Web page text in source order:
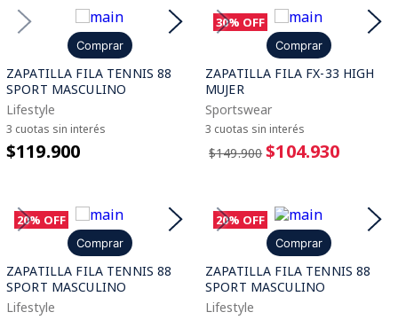
Comprar
ZAPATILLA FILA TENNIS 88
SPORT MASCULINO
Lifestyle
3 cuotas sin interés
$119.900
30% OFF
Comprar
ZAPATILLA FILA FX-33 HIGH
MUJER
Sportswear
3 cuotas sin interés
$149.900 $104.930
20% OFF
Comprar
ZAPATILLA FILA TENNIS 88
SPORT MASCULINO
Lifestyle
20% OFF
Comprar
ZAPATILLA FILA TENNIS 88
SPORT MASCULINO
Lifestyle